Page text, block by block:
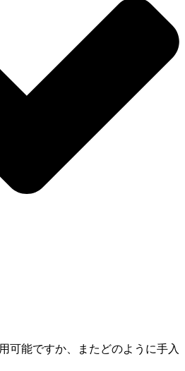
可能ですか、またどのように手入